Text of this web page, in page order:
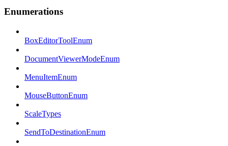
Enumerations
BoxEditorToolEnum
DocumentViewerModeEnum
MenuItemEnum
MouseButtonEnum
ScaleTypes
SendToDestinationEnum